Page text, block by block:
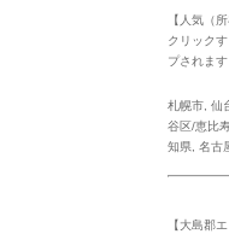
【人気（
クリック
プされま
札幌市 仙
谷区/恵比
知県 名古
【大島郡